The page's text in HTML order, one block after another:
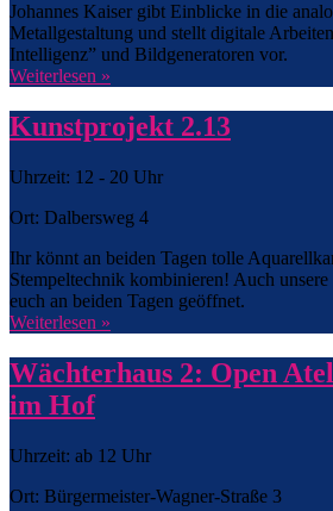
Johannes Kaiser gibt Einblicke in die
Metallgestaltung und stellt digitale
Intelligenz” und Bildgeneratoren vor.
Weiterlesen »
Kunstprojekt 2.13
Uhrzeit: 12 - 20 Uhr
Ort: Dalbersweg 4
Ihr könnt an beiden Tagen tolle
Stempeltechnik kombinieren! Auch
euch an beiden Tagen geöffnet.
Weiterlesen »
Wächterhaus 2: Open
im Hof
Uhrzeit: ab 12 Uhr
Ort: Bürgermeister-Wagner-Straße 3